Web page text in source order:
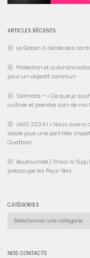
ARTICLES RÉCENTS
Le Gabon à l’école des
Protection et
pour un objectif commun
Salimata – « Ce que je
cultiver et prendre soin de ma
JAAS 2024 | « Nous
locale joue une part très
Ouattara
Boukoumbé / Pnasi à
préoccupe les Pays-Bas
CATÉGORIES
NOS CONTACTS